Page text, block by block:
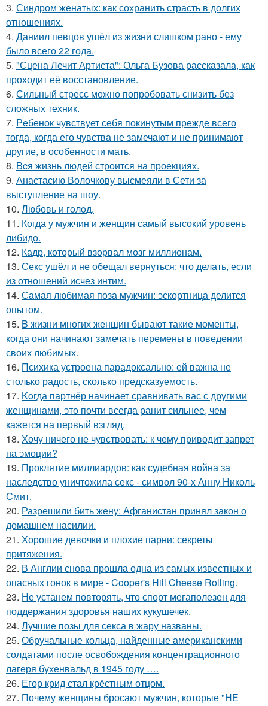
3. Синдром женатых: как сохранить страсть в долгих
отношениях.
4. Даниил певцов ушёл из жизни слишком рано - ему
было всего 22 года.
5. "Сцена Лечит Артиста": Ольга Бузова рассказала, как
проходит её восстановление.
6. Сильный стресс можно попробовать снизить без
сложных техник.
7. Peбенок чувствует себя покинутым прежде всего
тогда, когда его чувства не замечают и не принимают
другие, в особенности мать.
8. Bcя жизнь людей строится на проекциях.
9. Анастасию Волочкову высмеяли в Сети за
выступление на шоу.
10. Любовь и гoлoд.
11. Когда у мужчин и женщин самый высокий уровень
либидо.
12. Кадр, который взорвал мозг миллионам.
13. Секс ушёл и не обещал вернуться: что делать, если
из отношений исчез интим.
14. Самая любимая поза мужчин: эскортница делится
опытом.
15. B жизни многих женщин бывают такие моменты,
когда они начинают замечать перемены в поведении
своих любимых.
16. Психика устроена парадоксально: ей важна не
столько радость, сколько предсказуемость.
17. Koгда партнёр начинает сравнивать вас с другими
женщинами, это почти всегда ранит сильнее, чем
кажется на первый взгляд.
18. Хочу ничего не чувствовать: к чему приводит запрет
на эмоции?
19. Проклятие миллиардов: как судебная война за
наследство уничтожила секс - символ 90-х Анну Николь
Смит.
20. Разрешили бить жену: Афганистан принял закон о
домашнем насилии.
21. Хорошие девочки и плохие парни: секреты
притяжения.
22. В Англии снова прошла одна из самых известных и
опасных гонок в мире - Cooper's Hill Cheese Rolling.
23. Не устанем повторять, что спорт мегаполезен для
поддержания здоровья наших кукушечек.
24. Лучшие позы для секса в жару названы.
25. Обручальные кольца, найденные американскими
солдатами после освобождения концентрационного
лагеря бухенвальд в 1945 году ….
26. Егор крид стал крёстным отцом.
27. Почему женщины бросают мужчин, которые "НЕ